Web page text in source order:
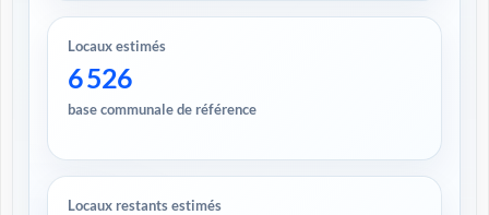
Locaux estimés
6 526
base communale de référence
Locaux restants estimés